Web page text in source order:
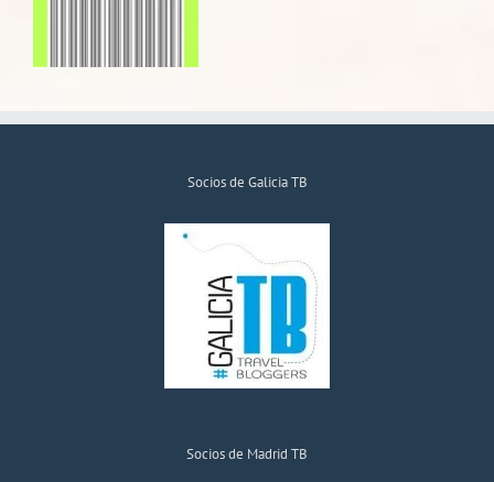
Socios de Galicia TB
Socios de Madrid TB